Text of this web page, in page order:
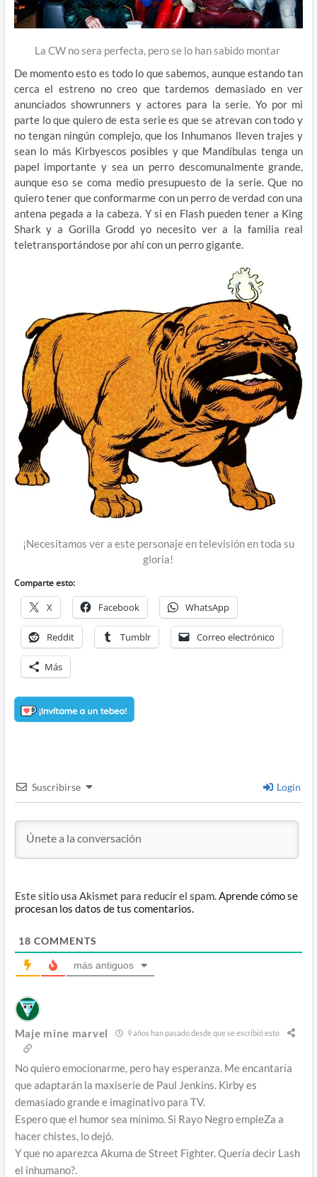
La CW no sera perfecta, pero se lo han sabido montar
De momento esto es todo lo que sabemos, aunque estando tan
cerca el estreno no creo que tardemos demasiado en ver
anunciados showrunners y actores para la serie. Yo por mi
parte lo que quiero de esta serie es que se atrevan con todo y
no tengan ningún complejo, que los Inhumanos lleven trajes y
sean lo más Kirbyescos posibles y que Mandíbulas tenga un
papel importante y sea un perro descomunalmente grande,
aunque eso se coma medio presupuesto de la serie. Que no
quiero tener que conformarme con un perro de verdad con una
antena pegada a la cabeza. Y si en Flash pueden tener a King
Shark y a Gorilla Grodd yo necesito ver a la familia real
teletransportándose por ahí con un perro gigante.
¡Necesitamos ver a este personaje en televisión en toda su
gloria!
Comparte esto:
X Facebook WhatsApp
Reddit Tumblr Correo electrónico
Más
Suscribirse Login
Este sitio usa Akismet para reducir el spam. Aprende cómo se
procesan los datos de tus comentarios.
18 COMMENTS
más antiguos
Maje mine marvel 9 años han pasado desde que se escribió esto
No quiero emocionarme, pero hay esperanza. Me encantaría
que adaptarán la maxiserie de Paul Jenkins. Kirby es
demasiado grande e imaginativo para TV.
Espero que el humor sea mínimo. Si Rayo Negro empieZa a
hacer chistes, lo dejó.
Y que no aparezca Akuma de Street Fighter. Quería decir Lash
el inhumano?.